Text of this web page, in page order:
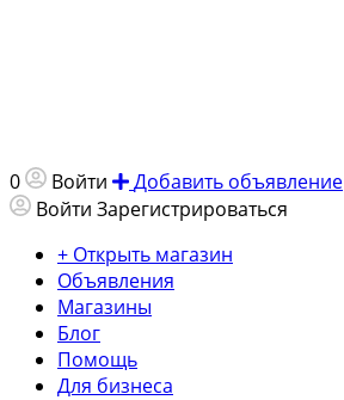
0 Войти
Добавить объявление
Войти Зарегистрироваться
+ Открыть магазин
Объявления
Магазины
Блог
Помощь
Для бизнеса